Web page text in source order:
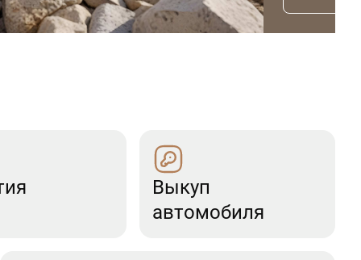
Выкуп
автомобиля